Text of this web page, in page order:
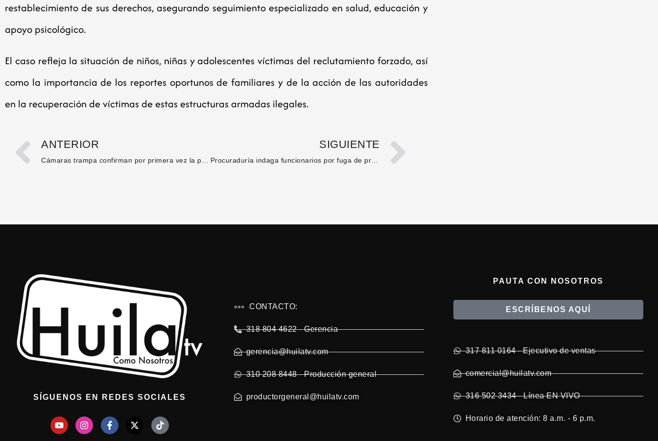
restablecimiento de sus derechos, asegurando seguimiento especializado en salud, educación y
apoyo psicológico.
El caso refleja la situación de niños, niñas y adolescentes víctimas del reclutamiento forzado, así
como la importancia de los reportes oportunos de familiares y de la acción de las autoridades
en la recuperación de víctimas de estas estructuras armadas ilegales.
ANTERIOR
Cámaras trampa confirman por primera vez la presencia del oso de anteojos en el norte del Huila
SIGUIENTE
Procuraduría indaga funcionarios por fuga de presos en Neiva
SÍGUENOS EN REDES SOCIALES
CONTACTO:
318 804 4622 - Gerencia
gerencia@huilatv.com
310 208 8448 - Producción general
productorgeneral@huilatv.com
PAUTA CON NOSOTROS
ESCRÍBENOS AQUÍ
317 811 0164 - Ejecutivo de ventas
comercial@huilatv.com
316 502 3434 - Línea EN VIVO
Horario de atención: 8 a.m. - 6 p.m.